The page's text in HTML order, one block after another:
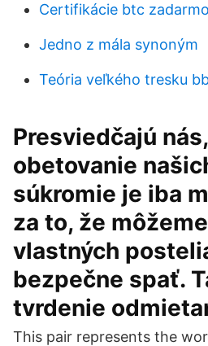
Certifikácie btc zadarmo
Jedno z mála synoným
Teória veľkého tresku
Presviedčajú
obetovanie
súkromie je iba
za to, že
vlastných
bezpečne spať.
tvrdenie
This pair represents the